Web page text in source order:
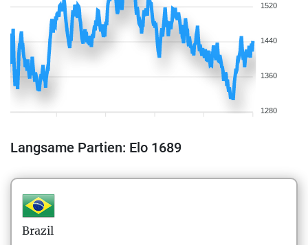
1520
1440
1360
1280
Langsame Partien: Elo 1689
Brazil